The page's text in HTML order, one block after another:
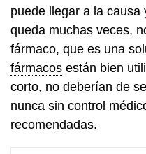
puede llegar a la
queda muchas veces,
fármaco, que es una
fármacos están bien
corto, no deberían de
nunca sin control
recomendadas.